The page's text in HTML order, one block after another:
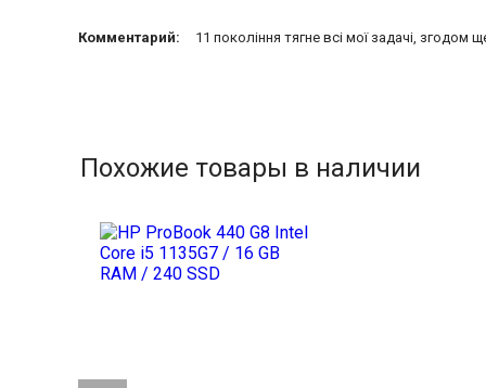
Комментарий: 11 покоління тягне всі мої задачі, згодом
Похожие товары в наличии